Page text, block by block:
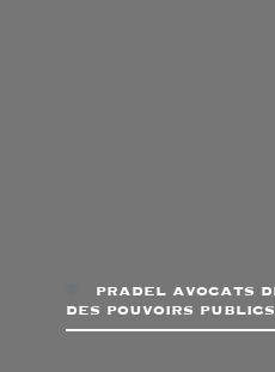
pradel avocats
des pouvoirs